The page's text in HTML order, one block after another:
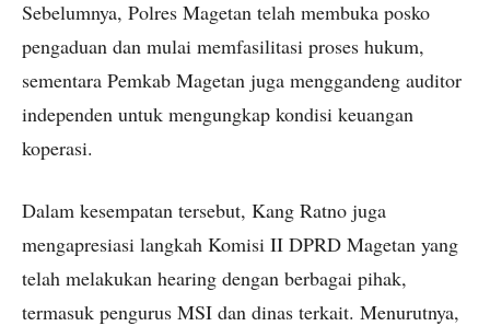
Sebelumnya, Polres Magetan telah membuka posko
pengaduan dan mulai memfasilitasi proses hukum,
sementara Pemkab Magetan juga menggandeng auditor
independen untuk mengungkap kondisi keuangan
koperasi.
Dalam kesempatan tersebut, Kang Ratno juga
mengapresiasi langkah Komisi II DPRD Magetan yang
telah melakukan hearing dengan berbagai pihak,
termasuk pengurus MSI dan dinas terkait. Menurutnya,